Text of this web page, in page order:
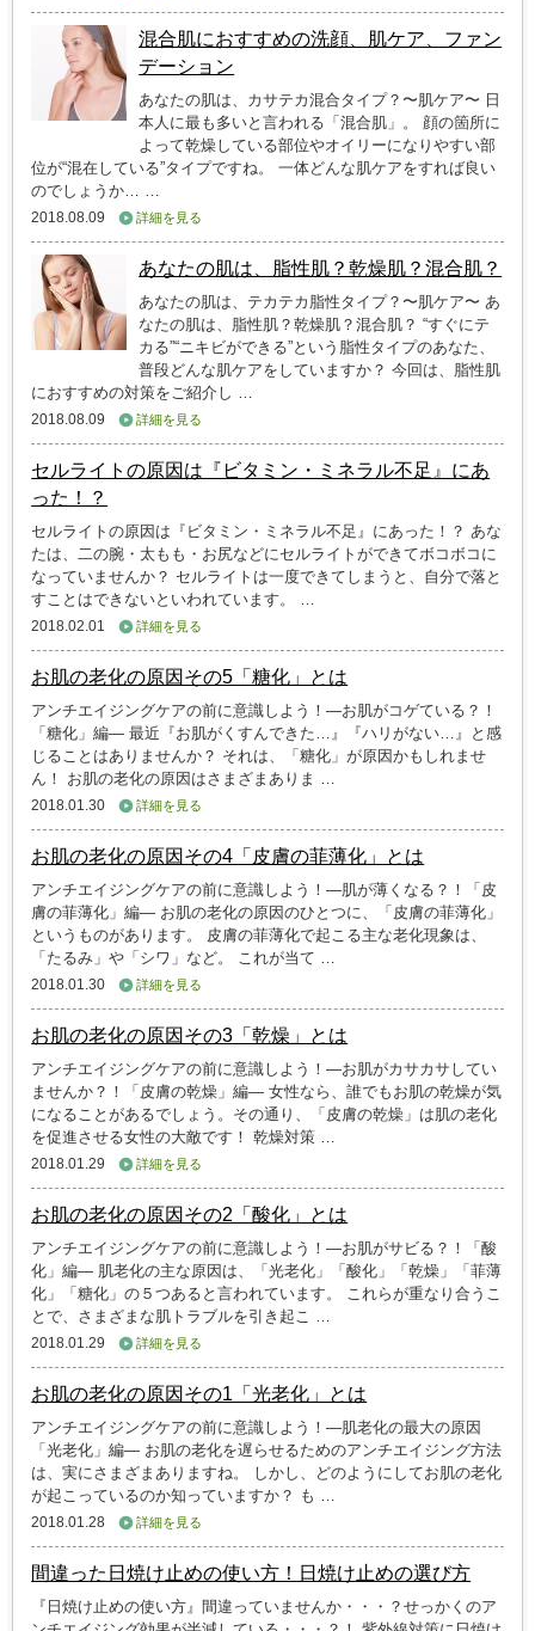
混合肌におすすめの洗顔、肌ケア、ファン
デーション
あなたの肌は、カサテカ混合タイプ？〜肌ケア〜 日
本人に最も多いと言われる「混合肌」。 顔の箇所に
よって乾燥している部位やオイリーになりやすい部
位が“混在している”タイプですね。 一体どんな肌ケアをすれば良い
のでしょうか… …
2018.08.09
詳細を見る
あなたの肌は、脂性肌？乾燥肌？混合肌？
あなたの肌は、テカテカ脂性タイプ？〜肌ケア〜 あ
なたの肌は、脂性肌？乾燥肌？混合肌？ “すぐにテ
カる”“ニキビができる”という脂性タイプのあなた、
普段どんな肌ケアをしていますか？ 今回は、脂性肌
におすすめの対策をご紹介し …
2018.08.09
詳細を見る
セルライトの原因は『ビタミン・ミネラル不足』にあ
った！？
セルライトの原因は『ビタミン・ミネラル不足』にあった！？ あな
たは、二の腕・太もも・お尻などにセルライトができてボコボコに
なっていませんか？ セルライトは一度できてしまうと、自分で落と
すことはできないといわれています。 …
2018.02.01
詳細を見る
お肌の老化の原因その5「糖化」とは
アンチエイジングケアの前に意識しよう！―お肌がコゲている？！
「糖化」編― 最近『お肌がくすんできた…』『ハリがない…』と感
じることはありませんか？ それは、「糖化」が原因かもしれませ
ん！ お肌の老化の原因はさまざまありま …
2018.01.30
詳細を見る
お肌の老化の原因その4「皮膚の菲薄化」とは
アンチエイジングケアの前に意識しよう！―肌が薄くなる？！「皮
膚の菲薄化」編― お肌の老化の原因のひとつに、「皮膚の菲薄化」
というものがあります。 皮膚の菲薄化で起こる主な老化現象は、
「たるみ」や「シワ」など。 これが当て …
2018.01.30
詳細を見る
お肌の老化の原因その3「乾燥」とは
アンチエイジングケアの前に意識しよう！―お肌がカサカサしてい
ませんか？！「皮膚の乾燥」編― 女性なら、誰でもお肌の乾燥が気
になることがあるでしょう。その通り、「皮膚の乾燥」は肌の老化
を促進させる女性の大敵です！ 乾燥対策 …
2018.01.29
詳細を見る
お肌の老化の原因その2「酸化」とは
アンチエイジングケアの前に意識しよう！―お肌がサビる？！「酸
化」編― 肌老化の主な原因は、「光老化」「酸化」「乾燥」「菲薄
化」「糖化」の５つあると言われています。 これらが重なり合うこ
とで、さまざまな肌トラブルを引き起こ …
2018.01.29
詳細を見る
お肌の老化の原因その1「光老化」とは
アンチエイジングケアの前に意識しよう！―肌老化の最大の原因
「光老化」編― お肌の老化を遅らせるためのアンチエイジング方法
は、実にさまざまありますね。 しかし、どのようにしてお肌の老化
が起こっているのか知っていますか？ も …
2018.01.28
詳細を見る
間違った日焼け止めの使い方！日焼け止めの選び方
『日焼け止めの使い方』間違っていませんか・・・？せっかくのア